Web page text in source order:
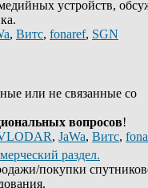
устройств,
, Витс, fonaref, SGN
или не связанные со
вопросов!
, JaWa, Витс,
раздел.
покупки